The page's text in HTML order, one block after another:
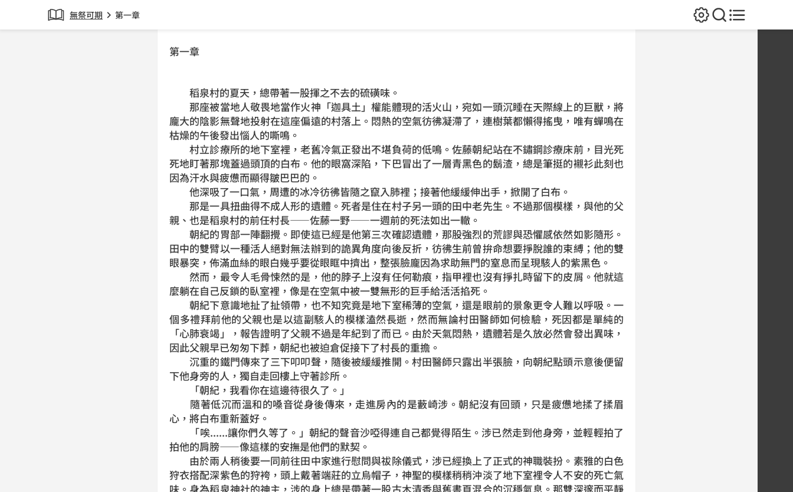
無祭可期 chevron_right 第一章
第一章
稻泉村的夏天，總帶著一股揮之不去的硫磺味。
那座被當地人敬畏地當作火神「迦具土」權能體現的活火山，宛如一頭沉睡在天際線上的巨獸，將
龐大的陰影無聲地投射在這座偏遠的村落上。悶熱的空氣彷彿凝滯了，連樹葉都懶得搖曳，唯有蟬鳴在
枯燥的午後發出惱人的嘶鳴。
村立診療所的地下室裡，老舊冷氣正發出不堪負荷的低鳴。佐藤朝紀站在不鏽鋼診療床前，目光死
死地盯著那塊蓋過頭頂的白布。他的眼窩深陷，下巴冒出了一層青黑色的鬍渣，總是筆挺的襯衫此刻也
因為汗水與疲憊而顯得皺巴巴的。
他深吸了一口氣，周遭的冰冷彷彿皆隨之竄入肺裡；接著他緩緩伸出手，掀開了白布。
那是一具扭曲得不成人形的遺體。死者是住在村子另一頭的田中老先生。不過那個模樣，與他的父
親、也是稻泉村的前任村長——佐藤一野——一週前的死法如出一轍。
朝紀的胃部一陣翻攪。即使這已經是他第三次確認遺體，那股強烈的荒謬與恐懼感依然如影隨形。
田中的雙臂以一種活人絕對無法辦到的詭異角度向後反折，彷彿生前曾拚命想要掙脫誰的束縛；他的雙
眼暴突，佈滿血絲的眼白幾乎要從眼眶中擠出，整張臉龐因為求助無門的窒息而呈現駭人的紫黑色。
然而，最令人毛骨悚然的是，他的脖子上沒有任何勒痕，指甲裡也沒有掙扎時留下的皮屑。他就這
麼躺在自己反鎖的臥室裡，像是在空氣中被一雙無形的巨手給活活掐死。
朝紀下意識地扯了扯領帶，也不知究竟是地下室稀薄的空氣，還是眼前的景象更令人難以呼吸。一
個多禮拜前他的父親也是以這副駭人的模樣溘然長逝，然而無論村田醫師如何檢驗，死因都是單純的
「心肺衰竭」，報告證明了父親不過是年紀到了而已。由於天氣悶熱，遺體若是久放必然會發出異味，
因此父親早已匆匆下葬，朝紀也被迫倉促接下了村長的重擔。
沉重的鐵門傳來了三下叩叩聲，隨後被緩緩推開。村田醫師只露出半張臉，向朝紀點頭示意後便留
下他身旁的人，獨自走回樓上守著診所。
「朝紀，我看你在這邊待很久了。」
隨著低沉而溫和的嗓音從身後傳來，走進房內的是藪崎涉。朝紀沒有回頭，只是疲憊地揉了揉眉
心，將白布重新蓋好。
「唉......讓你們久等了。」朝紀的聲音沙啞得連自己都覺得陌生。涉已然走到他身旁，並輕輕拍了
拍他的肩膀——像這樣的安撫是他們的默契。
由於兩人稍後要一同前往田中家進行慰問與祓除儀式，涉已經換上了正式的神職裝扮。素雅的白色
狩衣搭配深紫色的狩袴，頭上戴著端莊的立烏帽子，神聖的模樣稍稍沖淡了地下室裡令人不安的死亡氣
味。身為稻泉神社的神主，涉的身上總是帶著一股古木清香與舊書頁混合的沉穩氣息。那雙深邃而平靜